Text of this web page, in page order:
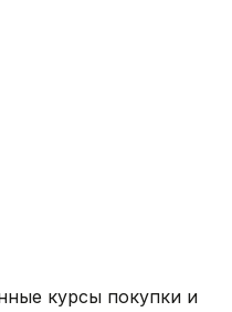
курсы покупки и